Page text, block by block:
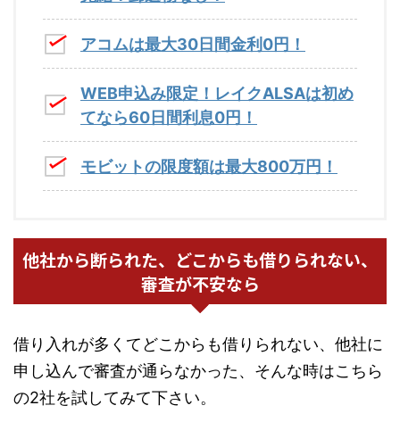
アコムは最大30日間金利0円！
WEB申込み限定！レイクALSAは初め
てなら60日間利息0円！
モビットの限度額は最大800万円！
他社から断られた、どこからも借りられない、
審査が不安なら
借り入れが多くてどこからも借りられない、他社に
申し込んで審査が通らなかった、そんな時はこちら
の2社を試してみて下さい。